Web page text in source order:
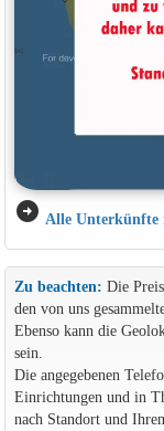
arrow_circle_right Alle
Zu beachten: Die
den von uns
Ebenso kann die
sein.
Die angegebenen
Einrichtungen und in
nach Standort und